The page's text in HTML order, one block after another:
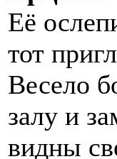
Её
тот
Весело
залу и
видны